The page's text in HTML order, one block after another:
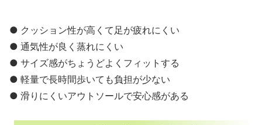
● クッション性が高くて足が疲れにくい
● 通気性が良く蒸れにくい
● サイズ感がちょうどよくフィットする
● 軽量で長時間歩いても負担が少ない
● 滑りにくいアウトソールで安心感がある